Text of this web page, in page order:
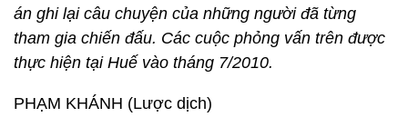
án ghi lại câu chuyện của những người đã từng
tham gia chiến đấu. Các cuộc phỏng vấn trên được
thực hiện tại Huế vào tháng 7/2010.
PHẠM KHÁNH (Lược dịch)